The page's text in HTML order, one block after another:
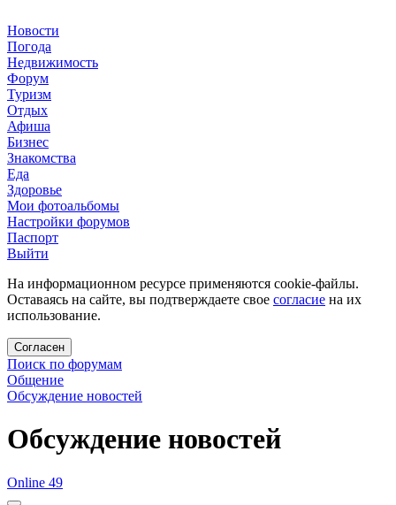
Новости
Погода
Недвижимость
Форум
Туризм
Отдых
Афиша
Бизнес
Знакомства
Еда
Здоровье
Мои фотоальбомы
Настройки форумов
Паспорт
Выйти
На информационном ресурсе применяются cookie-файлы.
Оставаясь на сайте, вы подтверждаете свое согласие на их
использование.
Согласен
Поиск по форумам
Общение
Обсуждение новостей
Обсуждение новостей
Online 49